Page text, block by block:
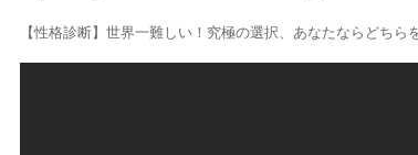
【性格診断】世界一難しい！究極の選択、あなたならどちら